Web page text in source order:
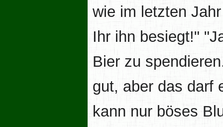
wie im letzten
Ihr ihn besiegt!"
Bier zu
gut, aber das darf
kann nur böses